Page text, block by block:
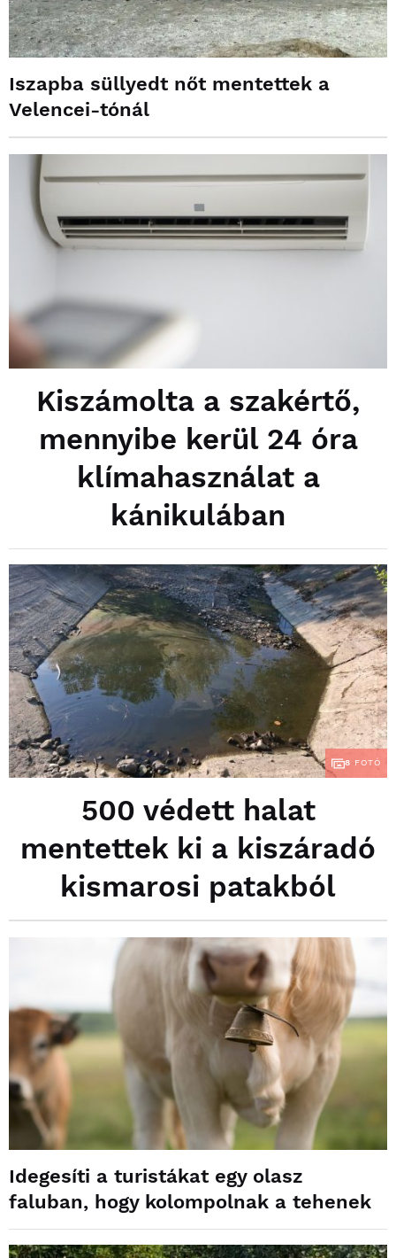
Iszapba süllyedt nőt mentettek a
Velencei-tónál
Kiszámolta a szakértő,
mennyibe kerül 24 óra
klímahasználat a
kánikulában
8 FOTÓ
500 védett halat
mentettek ki a kiszáradó
kismarosi patakból
Idegesíti a turistákat egy olasz
faluban, hogy kolompolnak a tehenek